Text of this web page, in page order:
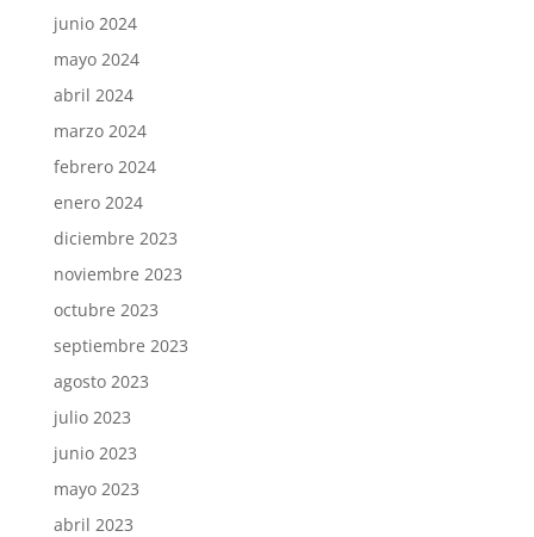
junio 2024
mayo 2024
abril 2024
marzo 2024
febrero 2024
enero 2024
diciembre 2023
noviembre 2023
octubre 2023
septiembre 2023
agosto 2023
julio 2023
junio 2023
mayo 2023
abril 2023